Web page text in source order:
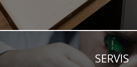
SERVIS